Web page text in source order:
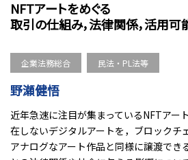
NFTアートをめぐる
取引の仕組み，法律関係，活用可
企業法務総合 民法・PL法等
野瀬健悟
近年急速に注目が集まっているNFTアー
在しないデジタルアートを，ブロックチ
アナログなアート作品と同様に譲渡でき